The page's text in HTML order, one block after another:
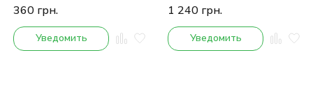
360 грн.
Уведомить
1 240 грн.
Уведомить